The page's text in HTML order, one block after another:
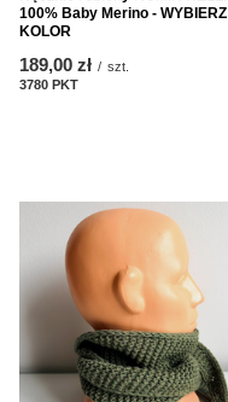
100% Baby Merino - WYBIERZ
KOLOR
189,00 zł / szt.
3780 PKT